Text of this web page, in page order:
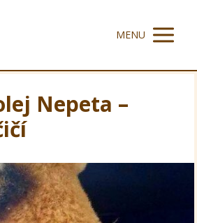
MENU
Nepeta –